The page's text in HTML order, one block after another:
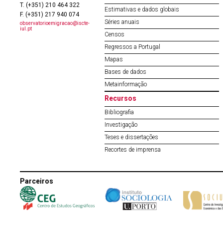
T. (+351) 210 464 322
F. (+351) 217 940 074
observatorioemigracao@iscte-
iul.pt
Estimativas e dados globais
Séries anuais
Censos
Regressos a Portugal
Mapas
Bases de dados
Metainformação
Recursos
Bibliografia
Investigação
Teses e dissertações
Recortes de imprensa
Parceiros